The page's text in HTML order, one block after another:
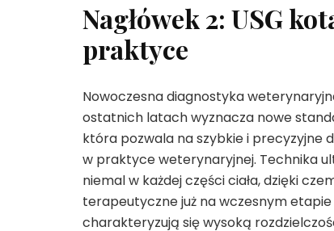
Nagłówek 2: USG
praktyce
Nowoczesna diagnostyka
ostatnich latach wyznacza nowe
która pozwala na szybkie i precyzyjne
w praktyce weterynaryjnej. Technika
niemal w każdej części ciała, dzięki
terapeutyczne już na wczesnym
charakteryzują się wysoką